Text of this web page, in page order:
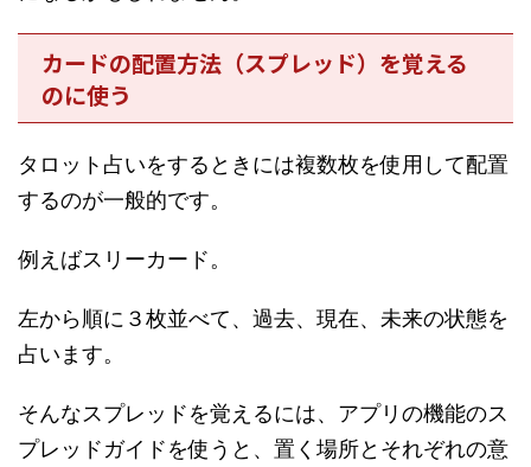
カードの配置方法（スプレッド）を覚える
のに使う
タロット占いをするときには複数枚を使用して配置
するのが一般的です。
例えばスリーカード。
左から順に３枚並べて、過去、現在、未来の状態を
占います。
そんなスプレッドを覚えるには、アプリの機能のス
プレッドガイドを使うと、置く場所とそれぞれの意